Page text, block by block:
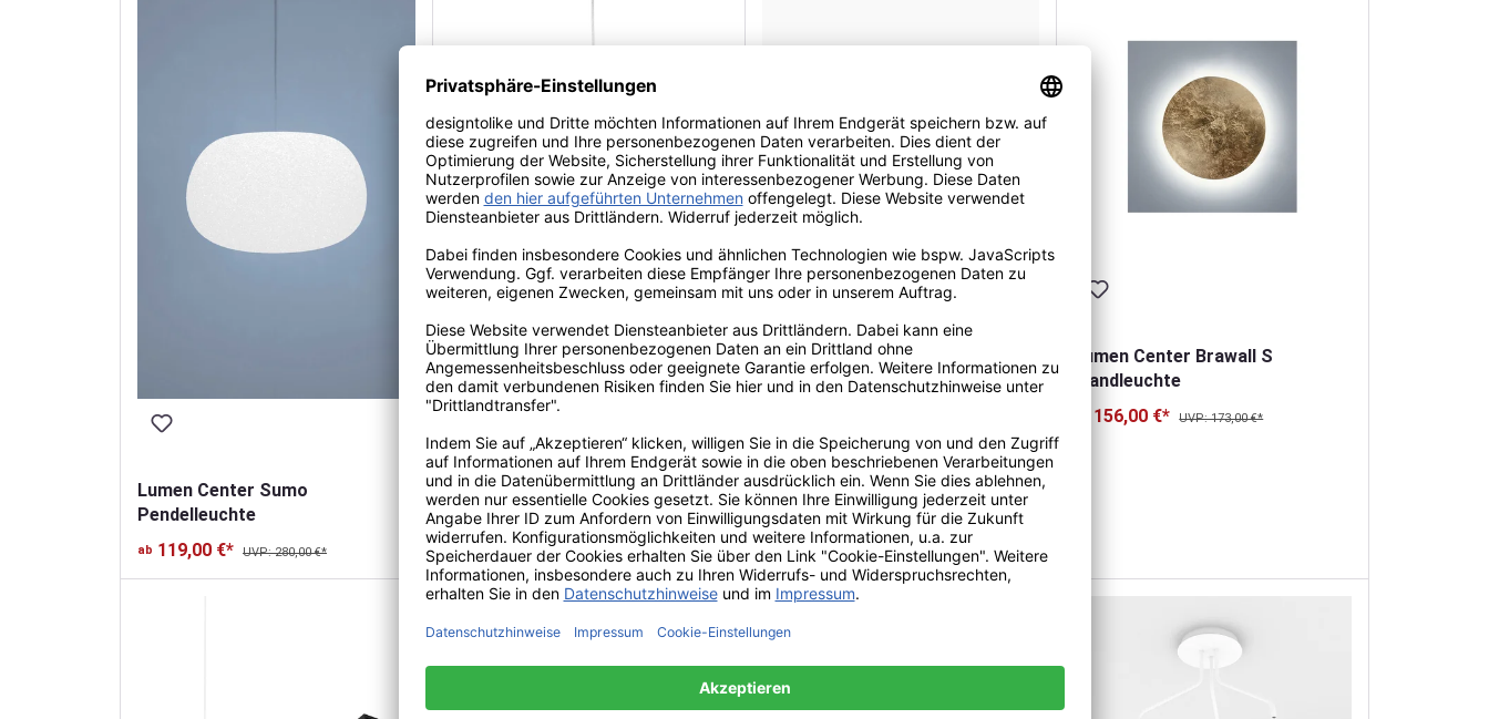
Lumen Center Sumo
Pendelleuchte
ab 119,00 €* UVP: 280,00 €*
Lumen Center Odile S
Pendelleuchte
ab 220,00 €* UVP: 244,00 €*
Lumen Center Zero 30
Deckenleuchte
Lumen Center Brawall S
Wandleuchte
156,00 €* UVP: 173,00 €*